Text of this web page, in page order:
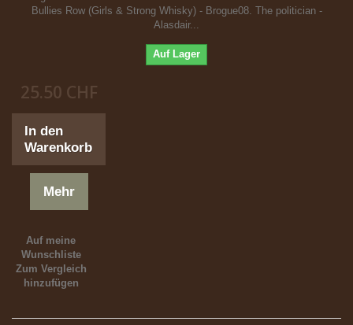
Bullies Row (Girls & Strong Whisky) - Brogue08. The politician -
Alasdair...
Auf Lager
25.50 CHF
In den
Warenkorb
Mehr
Auf meine
Wunschliste
Zum Vergleich
hinzufügen